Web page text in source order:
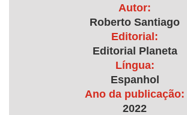
Autor:
Roberto Santiago
Editorial:
Editorial Planeta
Língua:
Espanhol
Ano da publicação:
2022